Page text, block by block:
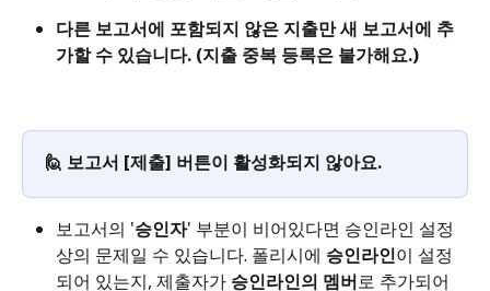
다른 보고서에 포함되지 않은 지출만 새 보고서에 추
가할 수 있습니다. (지출 중복 등록은 불가해요.)
🙋 보고서 [제출] 버튼이 활성화되지 않아요.
보고서의 '승인자' 부분이 비어있다면 승인라인 설정
상의 문제일 수 있습니다. 폴리시에 승인라인이 설정
되어 있는지, 제출자가 승인라인의 멤버로 추가되어